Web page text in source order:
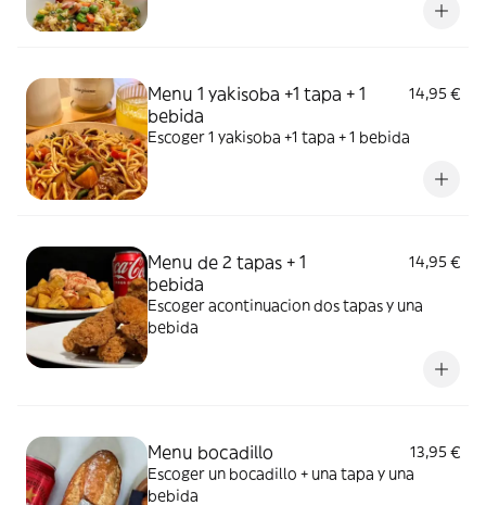
Menu 1 yakisoba +1 tapa + 1
bebida
14,95 €
Escoger 1 yakisoba +1 tapa + 1 bebida
Menu de 2 tapas + 1
bebida
14,95 €
Escoger acontinuacion dos tapas y una
bebida
Menu bocadillo
13,95 €
Escoger un bocadillo + una tapa y una
bebida